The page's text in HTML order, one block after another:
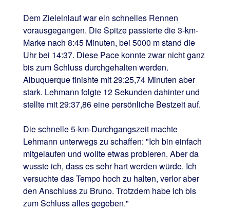
Dem Zieleinlauf war ein schnelles Rennen
vorausgegangen. Die Spitze passierte die 3-km-
Marke nach 8:45 Minuten, bei 5000 m stand die
Uhr bei 14:37. Diese Pace konnte zwar nicht ganz
bis zum Schluss durchgehalten werden.
Albuquerque finishte mit 29:25,74 Minuten aber
stark. Lehmann folgte 12 Sekunden dahinter und
stellte mit 29:37,86 eine persönliche Bestzeit auf.
Die schnelle 5-km-Durchgangszeit machte
Lehmann unterwegs zu schaffen: "Ich bin einfach
mitgelaufen und wollte etwas probieren. Aber da
wusste ich, dass es sehr hart werden würde. Ich
versuchte das Tempo hoch zu halten, verlor aber
den Anschluss zu Bruno. Trotzdem habe ich bis
zum Schluss alles gegeben."